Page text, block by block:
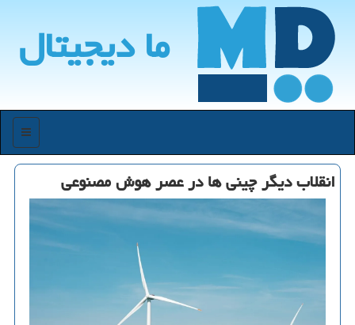
ما دیجیتال
منو
انقلاب دیگر چینی ها در عصر هوش مصنوعی